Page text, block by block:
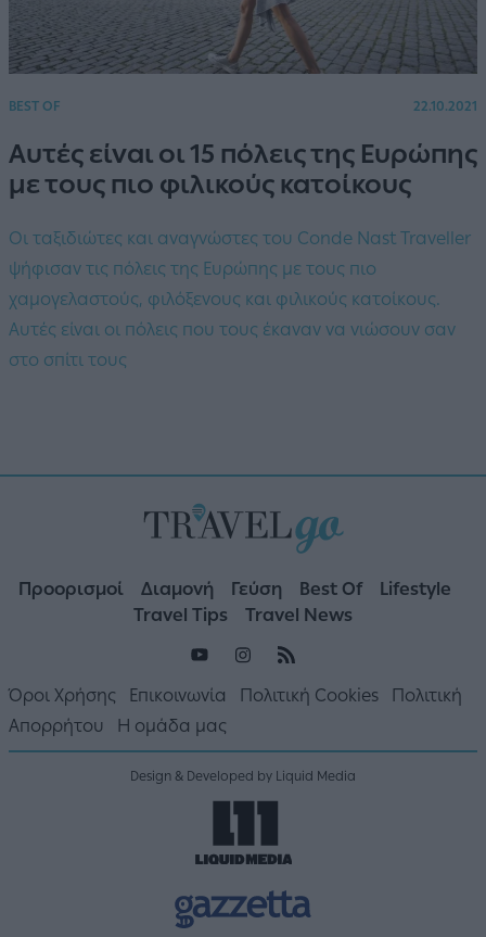
BEST OF 22.10.2021
Αυτές είναι οι 15 πόλεις της Ευρώπης
με τους πιο φιλικούς κατοίκους
Οι ταξιδιώτες και αναγνώστες του Conde Nast Traveller
ψήφισαν τις πόλεις της Ευρώπης με τους πιο
χαμογελαστούς, φιλόξενους και φιλικούς κατοίκους.
Αυτές είναι οι πόλεις που τους έκαναν να νιώσουν σαν
στο σπίτι τους
Προορισμοί Διαμονή Γεύση Best Of
Lifestyle
Travel Tips
Travel News
Όροι Χρήσης Επικοινωνία Πολιτική Cookies
Πολιτική
Απορρήτου
Η ομάδα μας
Design & Developed by Liquid Media